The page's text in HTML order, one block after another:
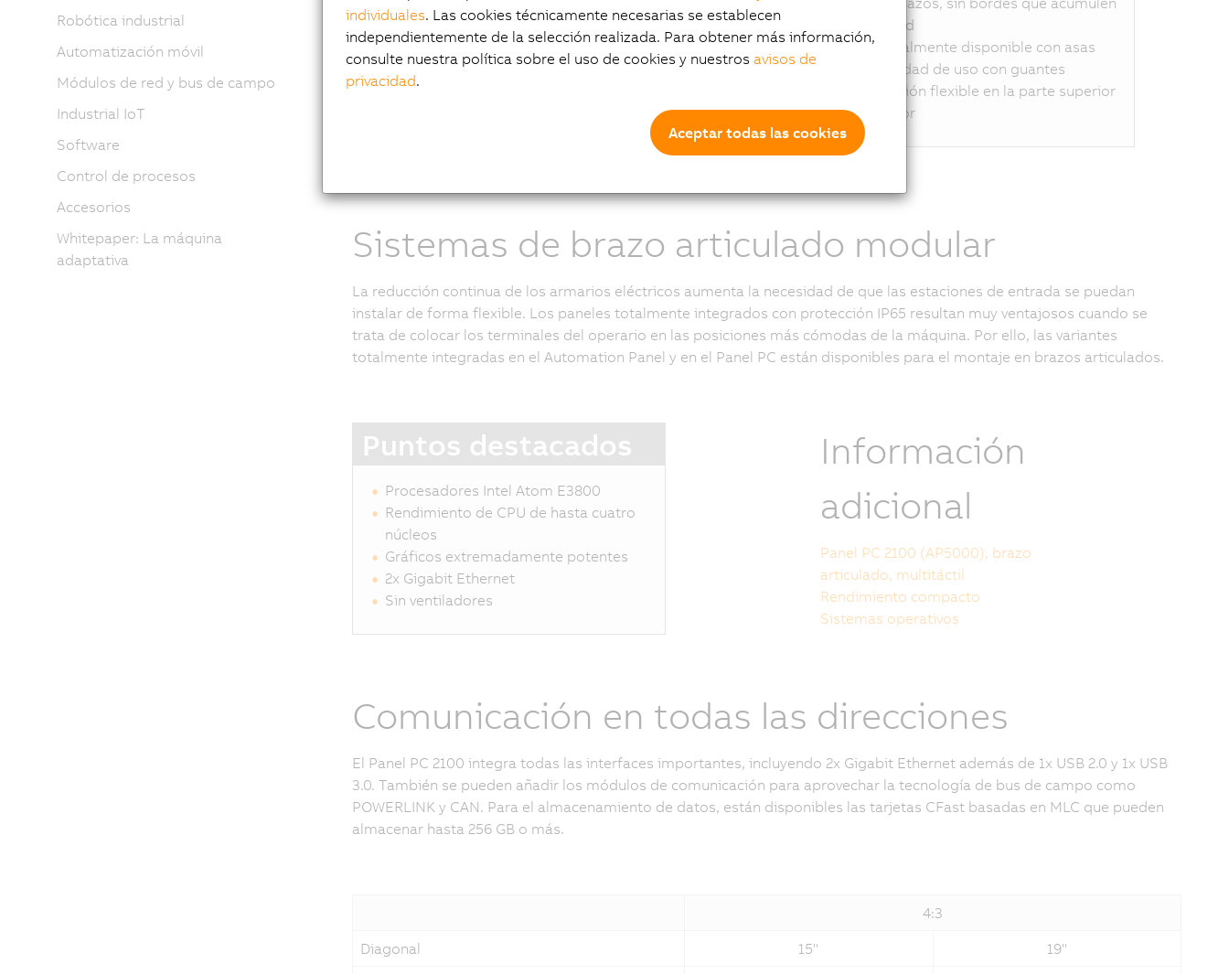
representa un hito para los sistemas integrados. Todas las
variantes de Automation Panel 5000 han eliminado los
ventiladores internos.
suciedad
Opcionalmente disponible con asas
Posibilidad de uso con guantes
Instalación flexible en la parte superior
o inferior
Sistemas de brazo articulado modular
La reducción continua de los armarios eléctricos aumenta la necesidad de que las estaciones de entrada se puedan
instalar de forma flexible. Los paneles totalmente integrados con protección IP65 resultan muy ventajosos cuando se
trata de colocar los terminales del operario en las posiciones más cómodas de la máquina. Por ello, las variantes
totalmente integradas en el Automation Panel y en el Panel PC están disponibles para el montaje en brazos articulados.
Puntos destacados
Procesadores Intel Atom E3800
Rendimiento de CPU de hasta cuatro
núcleos
Gráficos extremadamente potentes
2x Gigabit Ethernet
Sin ventiladores
Información
adicional
Panel PC 2100 (AP5000), brazo
articulado, multitáctil
Rendimiento compacto
Sistemas operativos
Comunicación en todas las direcciones
El Panel PC 2100 integra todas las interfaces importantes, incluyendo 2x Gigabit Ethernet además de 1x USB 2.0 y 1x USB
3.0. También se pueden añadir los módulos de comunicación para aprovechar la tecnología de bus de campo como
POWERLINK y CAN. Para el almacenamiento de datos, están disponibles las tarjetas CFast basadas en MLC que pueden
almacenar hasta 256 GB o más.
4:3
Diagonal
15"
19"
Robótica industrial
Automatización móvil
Módulos de red y bus de campo
Industrial IoT
Software
Control de procesos
Accesorios
Whitepaper: La máquina
adaptativa
individuales. Las cookies técnicamente necesarias se establecen
independientemente de la selección realizada. Para obtener más información,
consulte nuestra política sobre el uso de cookies y nuestros avisos de
privacidad.
Aceptar todas las cookies